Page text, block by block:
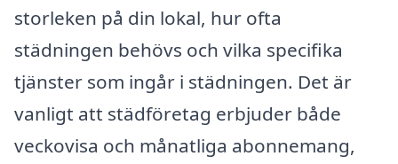
storleken på din lokal, hur ofta
städningen behövs och vilka specifika
tjänster som ingår i städningen. Det är
vanligt att städföretag erbjuder både
veckovisa och månatliga abonnemang,